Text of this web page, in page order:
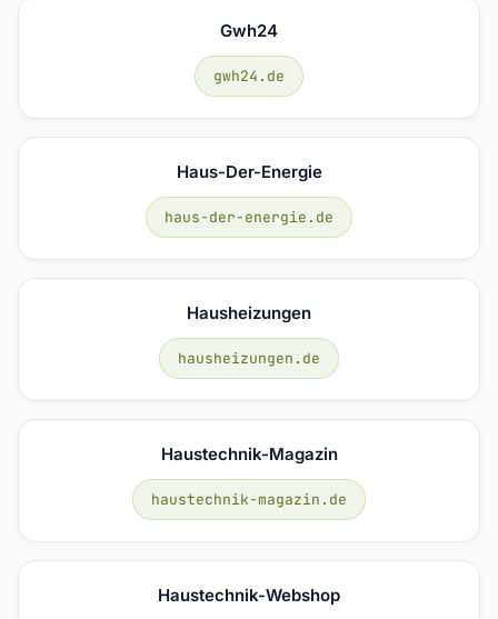
Gwh24
gwh24.de
Haus-Der-Energie
haus-der-energie.de
Hausheizungen
hausheizungen.de
Haustechnik-Magazin
haustechnik-magazin.de
Haustechnik-Webshop